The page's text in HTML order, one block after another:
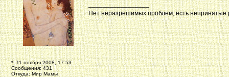
*: 11 ноября 2008, 17:53
Сообщения: 431
Откуда: Мир Мамы
_________________
Нет неразрешимых проблем, есть непринятые